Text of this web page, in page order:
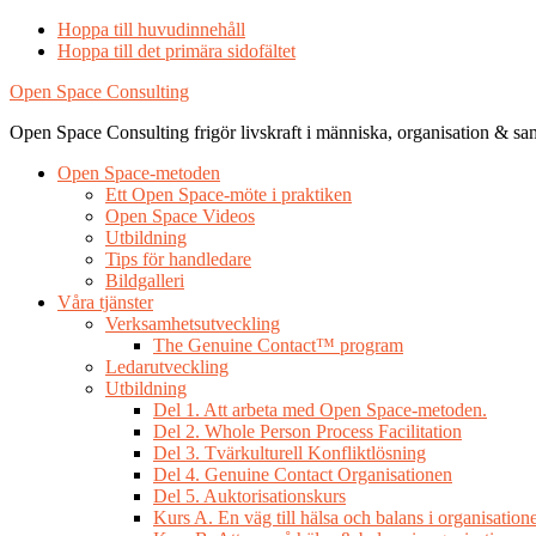
Hoppa till huvudinnehåll
Hoppa till det primära sidofältet
Open Space Consulting
Open Space Consulting frigör livskraft i människa, organisation &
Open Space-metoden
Ett Open Space-möte i praktiken
Open Space Videos
Utbildning
Tips för handledare
Bildgalleri
Våra tjänster
Verksamhetsutveckling
The Genuine Contact™ program
Ledarutveckling
Utbildning
Del 1. Att arbeta med Open Space-metoden.
Del 2. Whole Person Process Facilitation
Del 3. Tvärkulturell Konfliktlösning
Del 4. Genuine Contact Organisationen
Del 5. Auktorisationskurs
Kurs A. En väg till hälsa och balans i